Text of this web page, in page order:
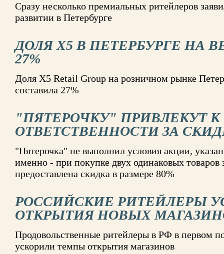
Сразу несколько премиальных ритейлеров
развитии в Петербурге
ДОЛЯ Х5 В ПЕТЕРБУРГЕ НА
27%
Доля Х5 Retail Group на розничном рынке
составила 27%
"ПЯТЕРОЧКУ" ПРИВЛЕКУТ К
ОТВЕТСТВЕННОСТИ ЗА
"Пятерочка" не выполнил условия акции,
именно - при покупке двух одинаковых товаров
предоставлена скидка в размере 80%
РОССИЙСКИЕ РИТЕЙЛЕРЫ
ОТКРЫТИЯ НОВЫХ
Продовольственные ритейлеры в РФ в первом
ускорили темпы открытия магазинов